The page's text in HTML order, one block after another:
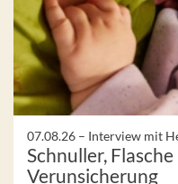
07.08.26 – Interview mit
Schnuller,
Verunsicherung